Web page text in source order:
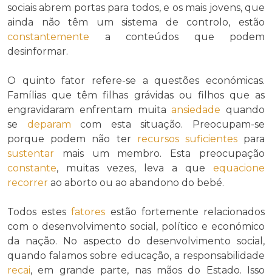
sociais abrem portas para todos, e os mais jovens, que
ainda não têm um sistema de controlo, estão
constantemente a conteúdos que podem
desinformar.
O quinto fator refere-se a questões económicas.
Famílias que têm filhas grávidas ou filhos que as
engravidaram enfrentam muitaansiedade quando
se deparam com esta situação. Preocupam-se
porque podem não ter recursos suficientespara
sustentar mais um membro. Esta preocupação
constante, muitas vezes, leva a que equacione
recorrer ao aborto ou ao abandono do bebé.
Todos estesfatores estão fortemente relacionados
com o desenvolvimento social, político e económico
da nação. No aspecto do desenvolvimento social,
quando falamos sobre educação, a responsabilidade
recai, em grande parte, nas mãos do Estado. Isso